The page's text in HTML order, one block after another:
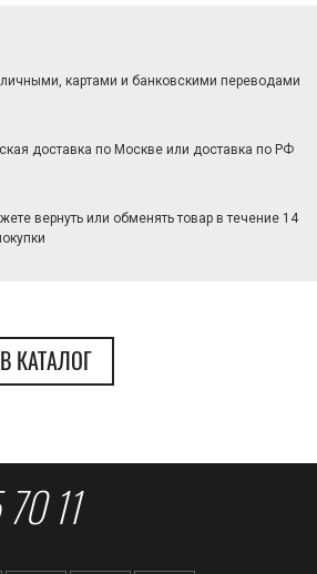
картами и банковскими переводами
доставка по Москве или доставка по РФ
вернуть или обменять товар в течение 14
КАТАЛОГ
11